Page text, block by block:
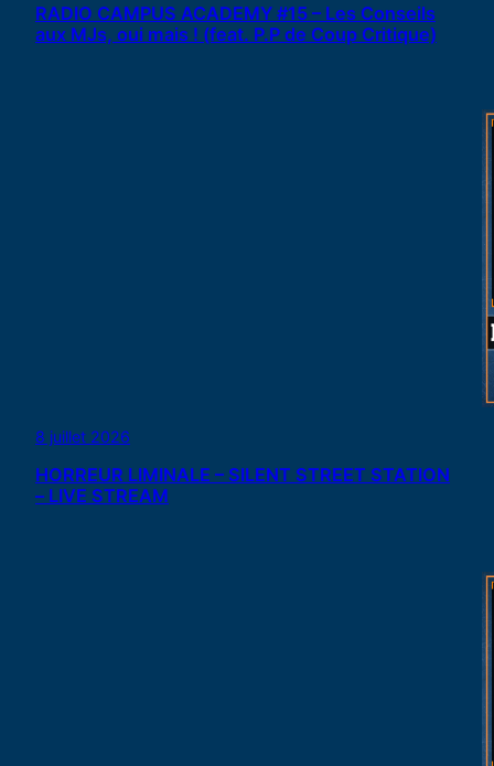
RADIO CAMPUS ACADEMY #15 – Les Conseils
aux MJs, oui mais ! (feat. P.P de Coup Critique)
8 juillet 2026
HORREUR LIMINALE – SILENT STREET STATION
– LIVE STREAM